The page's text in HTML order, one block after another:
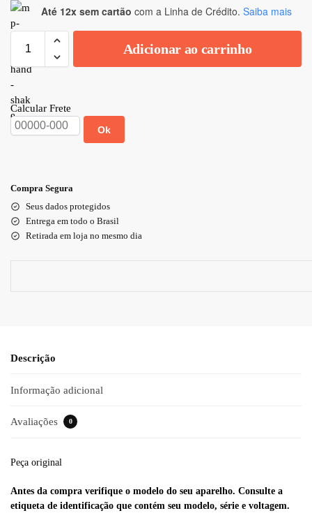
Até 12x sem cartão com a Linha de Crédito. Saiba mais
Adicionar ao carrinho
Calcular Frete
Ok
Compra Segura
Seus dados protegidos
Entrega em todo o Brasil
Retirada em loja no mesmo dia
Descrição
Informação adicional
Avaliações 0
Peça original
Antes da compra verifique o modelo do seu aparelho. Consulte a
etiqueta de identificação que contém seu modelo, série e voltagem.